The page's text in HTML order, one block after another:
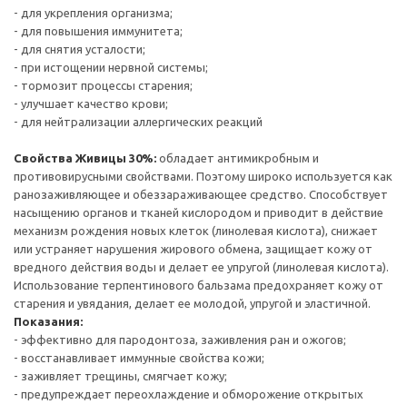
- для укрепления организма;
- для повышения иммунитета;
- для снятия усталости;
- при истощении нервной системы;
- тормозит процессы старения;
- улучшает качество крови;
- для нейтрализации аллергических реакций
Свойства Живицы 30%: обладает антимикробным и
противовирусными свойствами. Поэтому широко используется как
ранозаживляющее и обеззараживающее средство. Способствует
насыщению органов и тканей кислородом и приводит в действие
механизм рождения новых клеток (линолевая кислота), снижает
или устраняет нарушения жирового обмена, защищает кожу от
вредного действия воды и делает ее упругой (линолевая кислота).
Использование терпентинового бальзама предохраняет кожу от
старения и увядания, делает ее молодой, упругой и эластичной.
Показания:
- эффективно для пародонтоза, заживления ран и ожогов;
- восстанавливает иммунные свойства кожи;
- заживляет трещины, смягчает кожу;
- предупреждает переохлаждение и обморожение открытых